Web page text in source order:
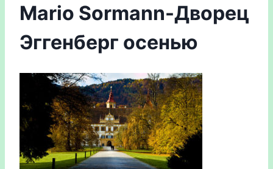
Mario Sormann-Дворец
Эггенберг осенью